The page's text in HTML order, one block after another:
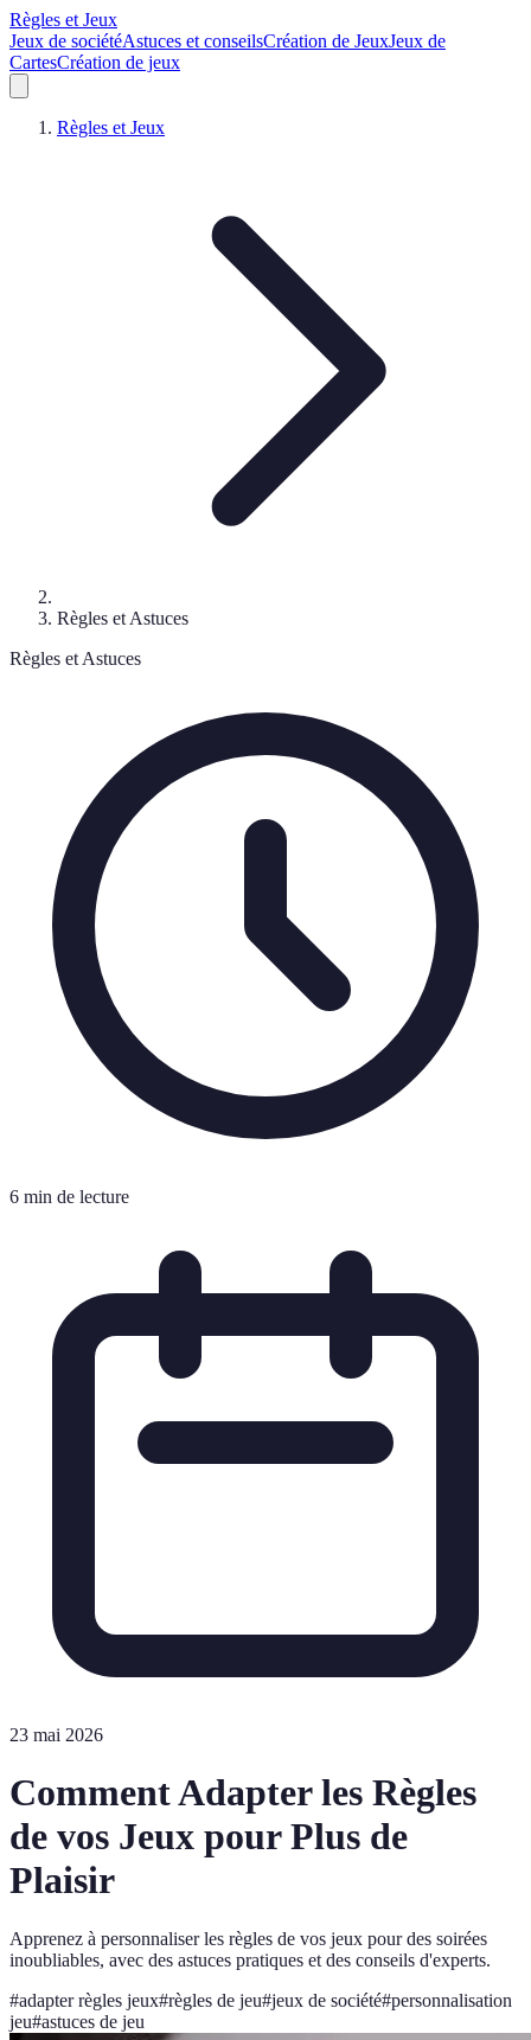
Règles et Jeux
Jeux de sociétéAstuces et conseilsCréation de JeuxJeux de
CartesCréation de jeux
Règles et Jeux
Règles et Astuces
Règles et Astuces
6 min de lecture
23 mai 2026
Comment Adapter les Règles
de vos Jeux pour Plus de
Plaisir
Apprenez à personnaliser les règles de vos jeux pour des soirées
inoubliables, avec des astuces pratiques et des conseils d'experts.
#adapter règles jeux#règles de jeu#jeux de société#personnalisation
jeu#astuces de jeu